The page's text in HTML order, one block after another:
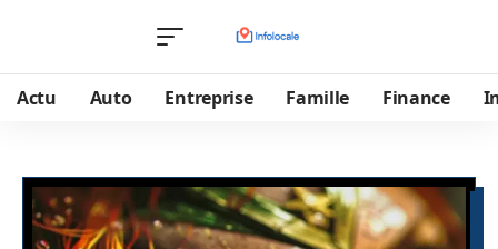
Actu Auto Entreprise Famille Finance